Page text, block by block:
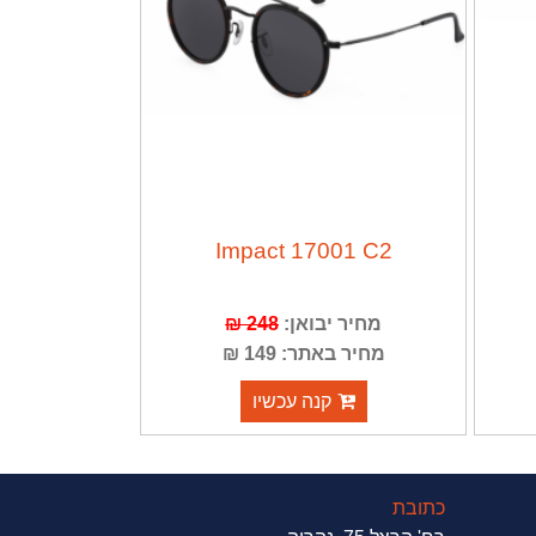
Impact 17001 C2
מחיר יבואן: 248 ₪
מחיר באתר: 149 ₪
קנה עכשיו
כתובת